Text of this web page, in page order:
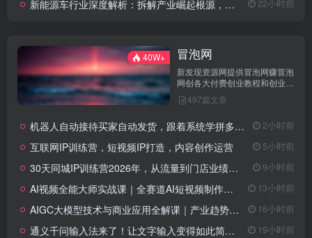
新能源车行业深度解析：拆解产业崛起根源，剖析行业内卷与海外贸易争端现状 22小时前
40W+ 冒泡网
新发现资源网提供冒泡网赚冒泡
网创各大付费创业教程和创业项
目，★每日更新★知识付费VIP
创业课程包含自媒体，拼多多，
短视频抖音快手等，创业就找新
497篇文章
机器人自动接待买家自动发货，跟着系统学拼多多虚拟月入1-5W 2小时前
互联网IP训练营，短视频IP打造，内容创作运营 5小时前
30天同城IP训练营2026年，从流量到门店业绩的全链路（0808更新） 9小时前
AI视频全能大师实战课｜全赛道AI短视频制作、特效创作、场景变现零基础全套教程 13小时前
AIGC大模型技术与商业应用全解课｜产业趋势、底层架构、MaaS商业模式、全行业场景落地实战教程 16小时前
通义千问输入法来了！让文字输入变得如此简单，最快300字/分，AI自动润色，说话秒变工整文字 19小时前